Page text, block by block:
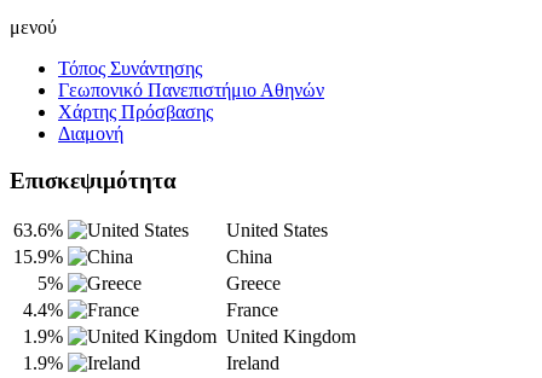
μενού
Τόπος Συνάντησης
Γεωπονικό Πανεπιστήμιο Αθηνών
Χάρτης Πρόσβασης
Διαμονή
Επισκεψιμότητα
63.6%
United States
15.9%
China
5%
Greece
4.4%
France
1.9%
United Kingdom
1.9%
Ireland